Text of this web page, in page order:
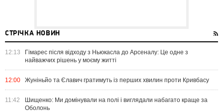
СТРІЧКА НОВИН
12:13
Гімарес після відходу з Ньюкасла до Арсеналу: Це одне з
найважчих рішень у моєму житті
12:00 Жуніньйо та Єлавич гратимуть із перших хвилин проти Кривбасу
11:42
Шищенко: Ми домінували на полі і виглядали набагато краще за
Оболонь